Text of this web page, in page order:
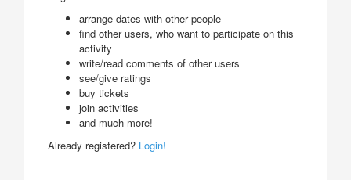
arrange dates with other people
find other users, who want to participate on this
activity
write/read comments of other users
see/give ratings
buy tickets
join activities
and much more!
Already registered? Login!